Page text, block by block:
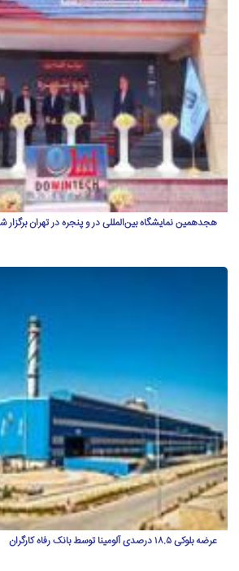
هجدهمین نمایشگاه بین‌المللی در و پنجره در تهران برگزار شد
عرضه بلوکی ۱۸.۵ درصدی آلومینا توسط بانک رفاه کارگران